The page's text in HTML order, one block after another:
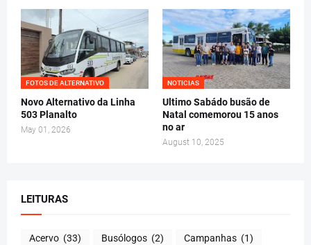
FOTOS DE ALTERNATIVO
Novo Alternativo da Linha
503 Planalto
May 01, 2026
NOTICIAS
Ultimo Sabádo busão de
Natal comemorou 15 anos
no ar
August 10, 2025
LEITURAS
Acervo (33) Busólogos (2) Campanhas (1)